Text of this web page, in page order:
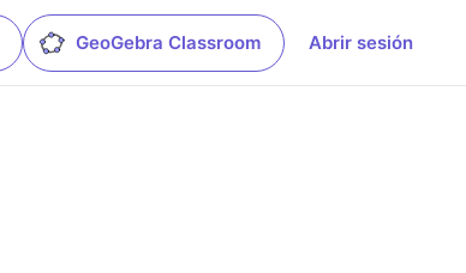
GeoGebra Classroom Abrir sesión